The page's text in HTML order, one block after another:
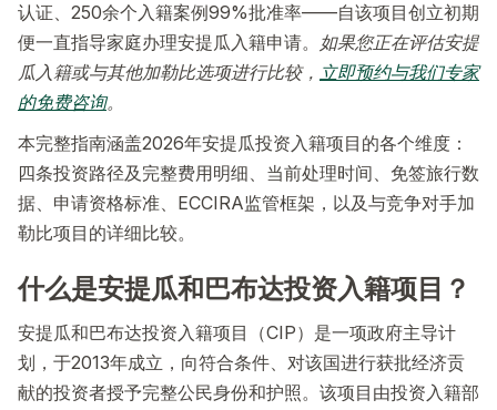
认证、250余个入籍案例99%批准率——自该项目创立初期
便一直指导家庭办理安提瓜入籍申请。 如果您正在评估安提
瓜入籍或与其他加勒比选项进行比较， 立即预约与我们专家
的免费咨询。
本完整指南涵盖2026年安提瓜投资入籍项目的各个维度：
四条投资路径及完整费用明细、当前处理时间、免签旅行数
据、申请资格标准、ECCIRA监管框架，以及与竞争对手加
勒比项目的详细比较。
什么是安提瓜和巴布达投资入籍项目？
安提瓜和巴布达投资入籍项目（CIP）是一项政府主导计
划，于2013年成立，向符合条件、对该国进行获批经济贡
献的投资者授予完整公民身份和护照。该项目由投资入籍部